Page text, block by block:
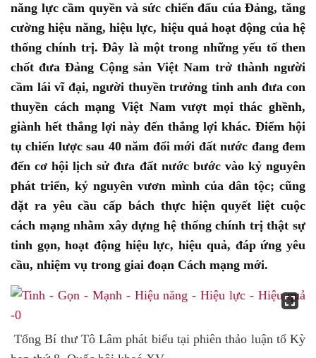
năng lực cầm quyền và sức chiến đấu của Đảng, tăng
cường hiệu năng, hiệu lực, hiệu quả hoạt động của hệ
thống chính trị. Đây là một trong những yếu tố then
chốt đưa Đảng Cộng sản Việt Nam trở thành người
cầm lái vĩ đại, người thuyền trưởng tinh anh đưa con
thuyền cách mạng Việt Nam vượt mọi thác ghềnh,
giành hết thắng lợi này đến thắng lợi khác. Điểm hội
tụ chiến lược sau 40 năm đổi mới đất nước đang đem
đến cơ hội lịch sử đưa đất nước bước vào kỷ nguyên
phát triển, kỷ nguyên vươn mình của dân tộc; cũng
đặt ra yêu cầu cấp bách thực hiện quyết liệt cuộc
cách mạng nhằm xây dựng hệ thống chính trị thật sự
tinh gọn, hoạt động hiệu lực, hiệu quả, đáp ứng yêu
cầu, nhiệm vụ trong giai đoạn Cách mạng mới.
Tổng Bí thư Tô Lâm phát biểu tại phiên thảo luận tổ Kỳ